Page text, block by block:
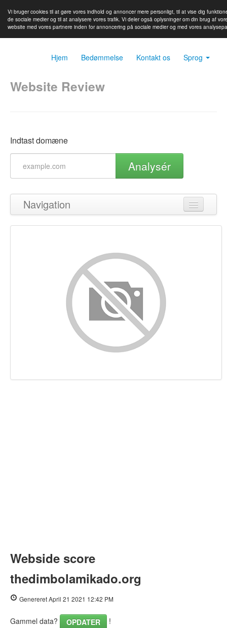
Vi bruger cookies til at gøre vores indhold og annoncer mere personligt, til at vise dig
de sociale medier og til at analysere vores trafik. Vi deler også oplysninger om din brug af
website med vores partnere inden for annoncering på sociale medier og med vores
Hjem Bedømmelse Kontakt os Sprog
Website Review
Indtast domæne
Analysér
Navigation
Tilbage til toppen
Nøgleord
Brugervenlighed
Dokument
Webside score
thedimbolamikado.org
Genereret April 21 2021 12:42 PM
Gammel data? OPDATER !